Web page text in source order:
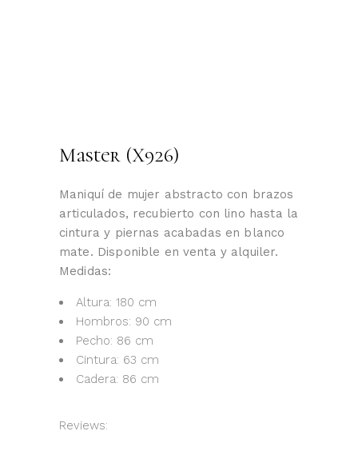
Master (X926)
Maniquí de mujer abstracto con brazos
articulados, recubierto con lino hasta la
cintura y piernas acabadas en blanco
mate. Disponible en venta y alquiler.
Medidas:
Altura: 180 cm
Hombros: 90 cm
Pecho: 86 cm
Cintura: 63 cm
Cadera: 86 cm
Reviews: